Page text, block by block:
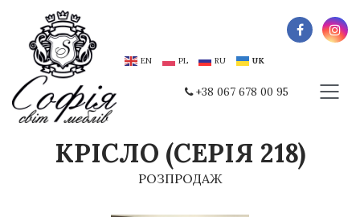
EN PL RU UK
+38 067 678 00 95
КРІСЛО (СЕРІЯ 218)
РОЗПРОДАЖ